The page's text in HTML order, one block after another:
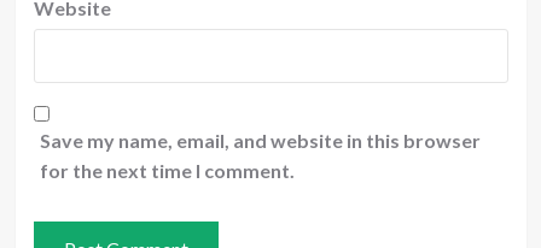
Website
Save my name, email, and website in this browser
for the next time I comment.